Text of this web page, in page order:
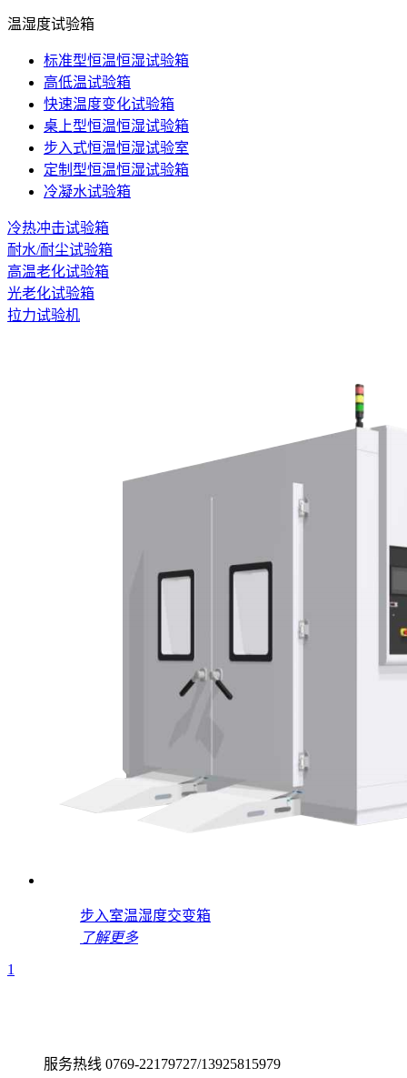
温湿度试验箱
标准型恒温恒湿试验箱
高低温试验箱
快速温度变化试验箱
桌上型恒温恒湿试验箱
步入式恒温恒湿试验室
定制型恒温恒湿试验箱
冷凝水试验箱
冷热冲击试验箱
耐水/耐尘试验箱
高温老化试验箱
光老化试验箱
拉力试验机
步入室温湿度交变箱
了解更多
1
服务热线 0769-22179727/13925815979